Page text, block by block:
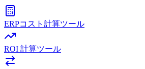
ERPコスト計算ツール
ROI 計算ツール